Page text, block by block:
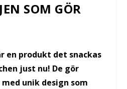
SOM GÖR
en produkt det snackas
just nu! De gör
unik design som